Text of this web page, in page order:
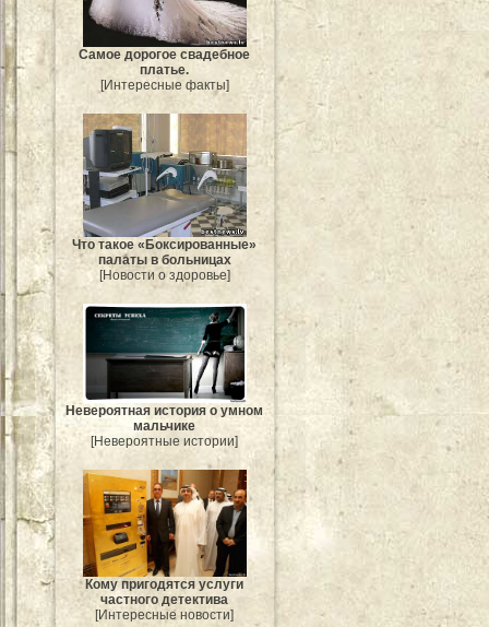
Самое дорогое свадебное
платье.
[Интересные факты]
Что такое «Боксированные»
палаты в больницах
[Новости о здоровье]
Невероятная история о умном
мальчике
[Невероятные истории]
Кому пригодятся услуги
частного детектива
[Интересные новости]